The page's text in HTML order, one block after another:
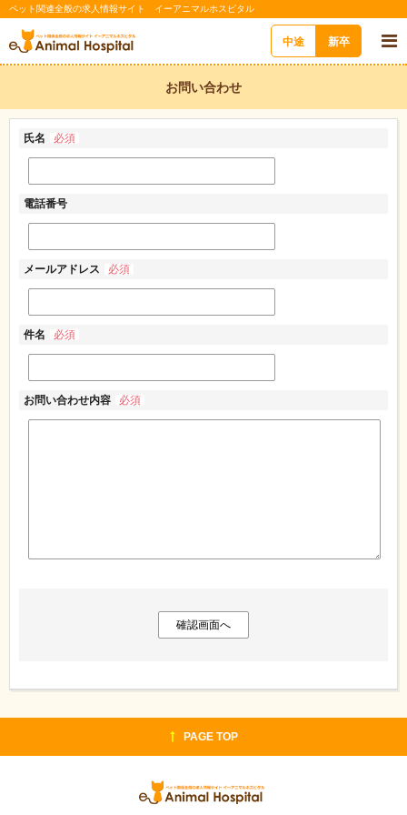
ペット関連全般の求人情報サイト イーアニマルホスピタル
中途 新卒
お問い合わせ
氏名 必須
電話番号
メールアドレス 必須
件名 必須
お問い合わせ内容 必須
PAGE TOP